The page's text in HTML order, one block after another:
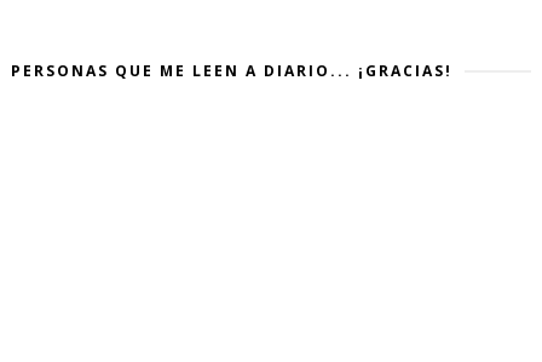
PERSONAS QUE ME LEEN A DIARIO... ¡GRACIAS!